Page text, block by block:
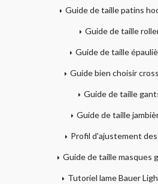
Guide de taille patins
Guide de taille
Guide de taille
Guide bien choisir
Guide de taille
Guide de taille
Profil d'ajustement
Guide de taille masques
Tutoriel lame Bauer